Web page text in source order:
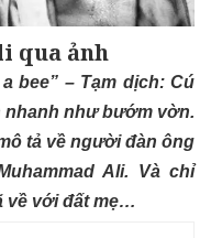
qua ảnh
bee” – Tạm dịch: Cú
nhanh như bướm vờn.
tả về người đàn ông
Ali. Và chỉ
về với đất mẹ…